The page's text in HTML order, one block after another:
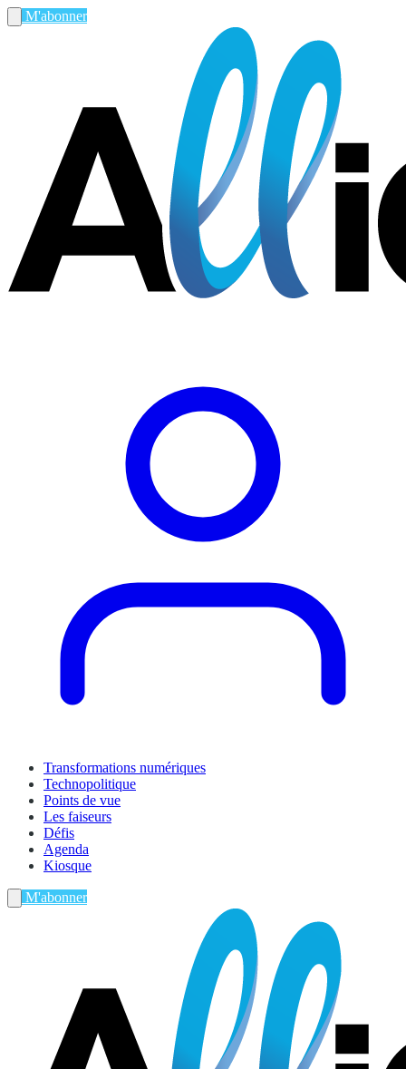
M'abonner
Transformations numériques
Technopolitique
Points de vue
Les faiseurs
Défis
Agenda
Kiosque
M'abonner